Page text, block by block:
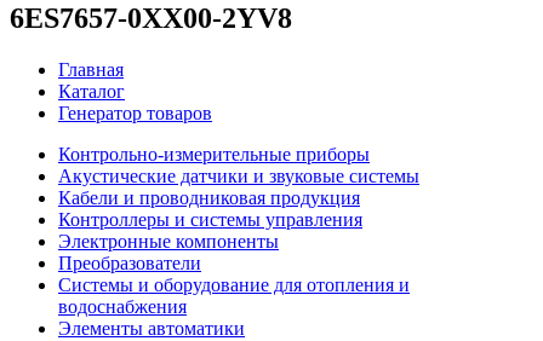
6ES7657-0XX00-2YV8
Главная
Каталог
Генератор товаров
Контрольно-измерительные приборы
Акустические датчики и звуковые системы
Кабели и проводниковая продукция
Контроллеры и системы управления
Электронные компоненты
Преобразователи
Системы и оборудование для отопления и
водоснабжения
Элементы автоматики